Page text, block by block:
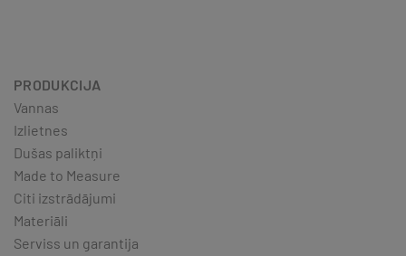
PRODUKCIJA
Vannas
Izlietnes
Dušas paliktņi
Made to Measure
Citi izstrādājumi
Materiāli
Serviss un garantija